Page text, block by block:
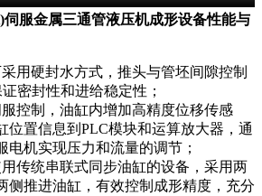
服金属三通管液压机成形设备性能与
用硬封水方式，推头与管坯间隙控制
密封性和进给稳定性；
控制，油缸内增加高精度位移传感
位置信息到PLC模块和运算放大器，通
电机实现压力和流量的调节；
传统串联式同步油缸的设备，采用两
侧推进油缸，有效控制成形精度，充分